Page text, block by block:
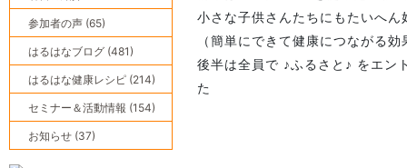
小さな子供さんたちにもたいへん
（簡単にできて健康につながる
後半は全員で ♪ふるさと♪ をエン
た
参加者の声 (65)
はるはなブログ (481)
はるはな健康レシピ (214)
セミナー＆活動情報 (154)
お知らせ (37)